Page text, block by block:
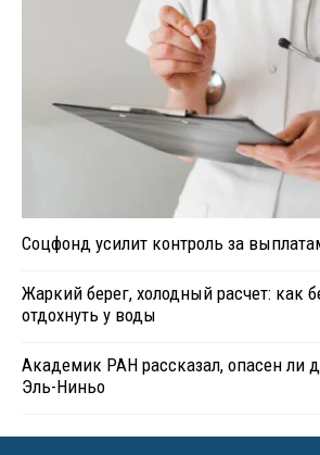
Соцфонд усилит контроль за
Жаркий берег, холодный расчет: как
отдохнуть у воды
Академик РАН рассказал, опасен ли
Эль-Ниньо